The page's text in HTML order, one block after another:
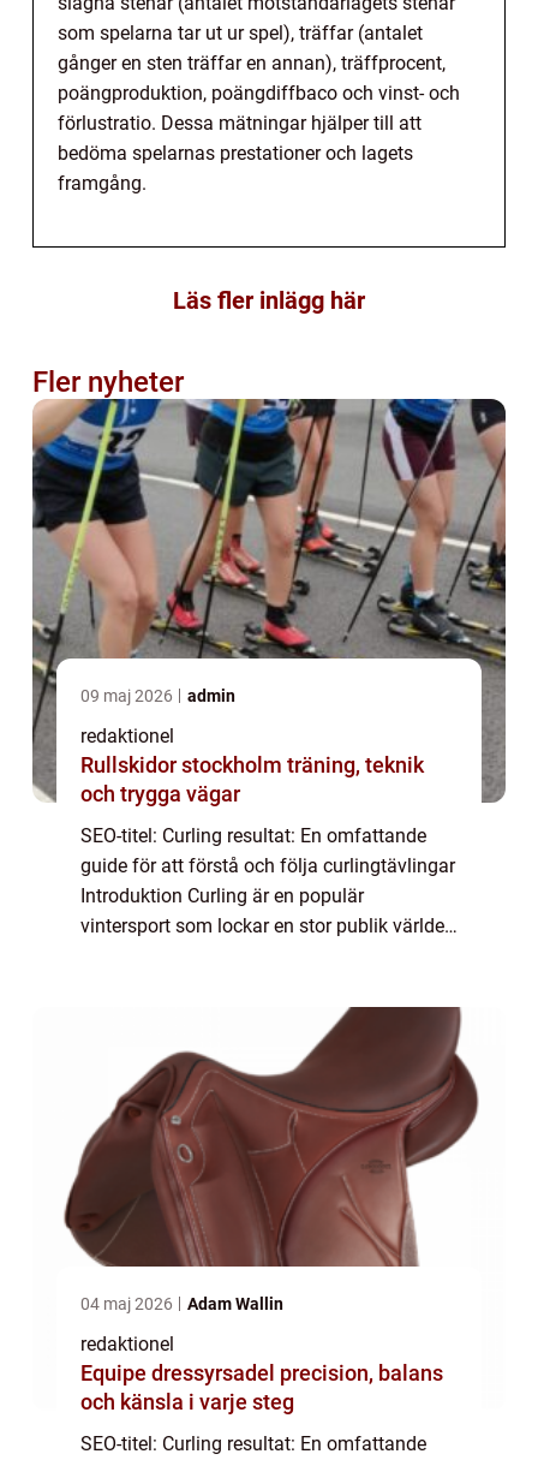
som spelarna tar ut ur spel), träffar (antalet
gånger en sten träffar en annan), träffprocent,
poängproduktion, poängdiffbaco och vinst- och
förlustratio. Dessa mätningar hjälper till att
bedöma spelarnas prestationer och lagets
framgång.
Läs fler inlägg här
Fler nyheter
09 maj 2026 admin
redaktionel
Rullskidor stockholm träning, teknik
och trygga vägar
SEO-titel: Curling resultat: En omfattande
guide för att förstå och följa curlingtävlingar
Introduktion Curling är en populär
vintersport som lockar en stor publik världen
04 maj 2026 Adam Wallin
redaktionel
Equipe dressyrsadel precision, balans
och känsla i varje steg
SEO-titel: Curling resultat: En omfattande